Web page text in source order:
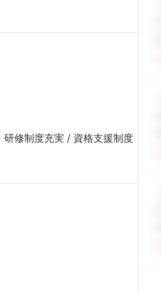
修制度充実 / 資格支援制度